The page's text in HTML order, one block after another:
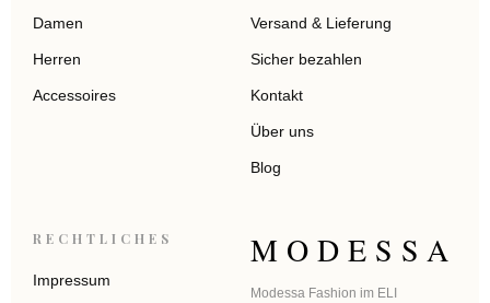
Damen
Herren
Accessoires
Versand & Lieferung
Sicher bezahlen
Kontakt
Über uns
Blog
RECHTLICHES
Impressum
MODESSA
Modessa Fashion im ELI